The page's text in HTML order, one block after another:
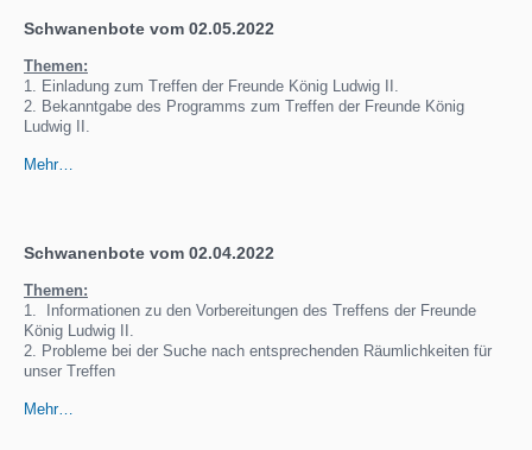
Schwanenbote vom 02.05.2022
Themen:
1. Einladung zum Treffen der Freunde König Ludwig II.
2. Bekanntgabe des Programms zum Treffen der Freunde König
Ludwig II.
Mehr…
Schwanenbote vom 02.04.2022
Themen:
1. Informationen zu den Vorbereitungen des Treffens der Freunde
König Ludwig II.
2. Probleme bei der Suche nach entsprechenden Räumlichkeiten für
unser Treffen
Mehr…